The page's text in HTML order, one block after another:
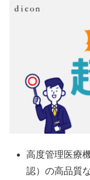
高度管理医療
認）の高品質